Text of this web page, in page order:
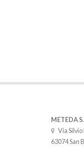
METEDA
Via Silvio
63074 San